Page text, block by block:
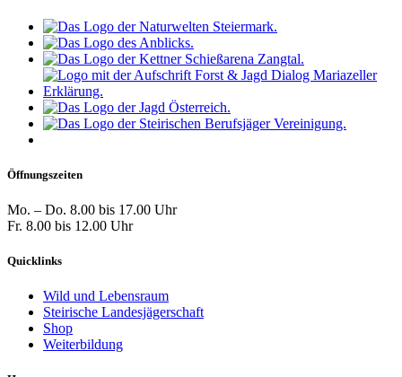
Öffnungszeiten
Mo. – Do. 8.00 bis 17.00 Uhr
Fr. 8.00 bis 12.00 Uhr
Quicklinks
Wild und Lebensraum
Steirische Landesjägerschaft
Shop
Weiterbildung